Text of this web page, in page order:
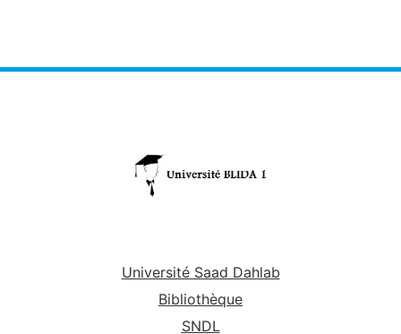
Université Saad Dahlab
Bibliothèque
SNDL